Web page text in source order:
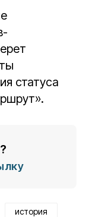
статуса
история